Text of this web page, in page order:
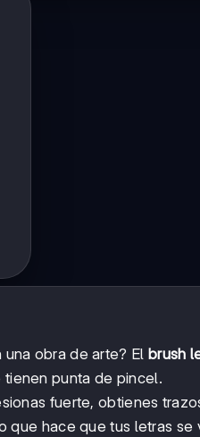
obra de arte? El brush
punta de pincel.
fuerte, obtienes
hace que tus letras